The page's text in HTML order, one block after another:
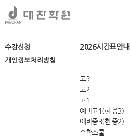
수강신청
개인정보처리방침
2026시간표안내
고3
고2
고1
예비고1(현 중3)
예비중3(현 중2)
수학스쿨